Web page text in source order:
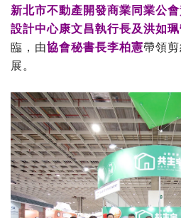
新北市不動產開發商業同業公
設計中心康文昌執行長及洪如
臨，由協會秘書長李柏憲帶領
展。